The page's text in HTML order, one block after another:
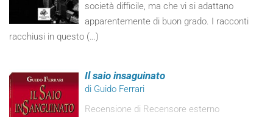
società difficile, ma che vi si adattano
apparentemente di buon grado. I racconti
racchiusi in questo (…)
Il saio insaguinato
di Guido Ferrari
Recensione di Recensore esterno